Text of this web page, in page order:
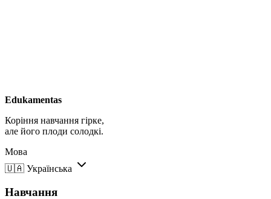
Edukamentas
Коріння навчання гірке,
але його плоди солодкі.
Мова
🇺🇦 Українська
Навчання